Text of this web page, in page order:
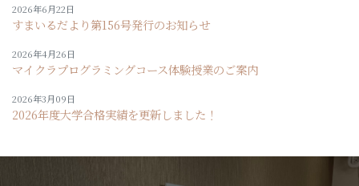
2026年6月22日
すまいるだより第156号発行のお知らせ
2026年4月26日
マイクラプログラミングコース体験授業のご案内
2026年3月09日
2026年度大学合格実績を更新しました！